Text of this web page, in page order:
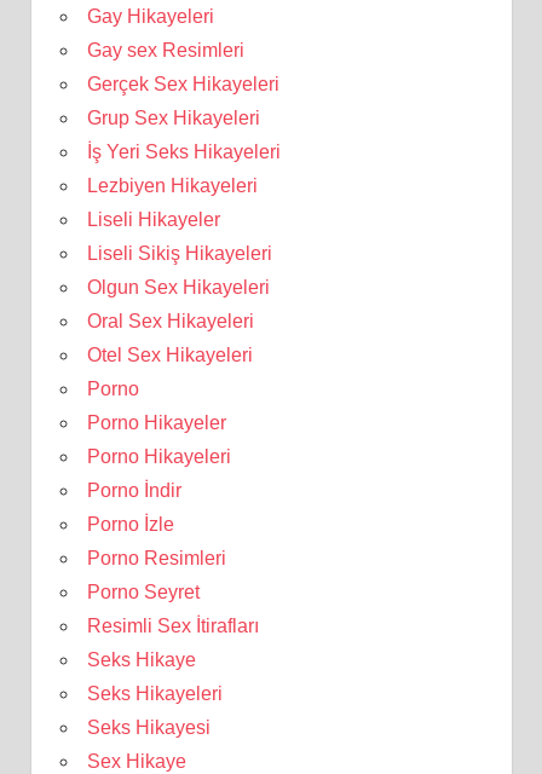
Gay Hikayeleri
Gay sex Resimleri
Gerçek Sex Hikayeleri
Grup Sex Hikayeleri
İş Yeri Seks Hikayeleri
Lezbiyen Hikayeleri
Liseli Hikayeler
Liseli Sikiş Hikayeleri
Olgun Sex Hikayeleri
Oral Sex Hikayeleri
Otel Sex Hikayeleri
Porno
Porno Hikayeler
Porno Hikayeleri
Porno İndir
Porno İzle
Porno Resimleri
Porno Seyret
Resimli Sex İtirafları
Seks Hikaye
Seks Hikayeleri
Seks Hikayesi
Sex Hikaye